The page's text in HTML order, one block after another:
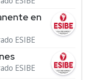
en
ESIBE
ESIBE